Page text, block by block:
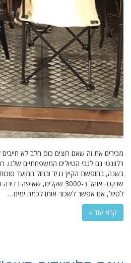
מכירים את זה שאם רוצים כוס חלב לא
רלוונטי גם לגבי הטיולים המשפחתיים שלנו.
בשנה, בחופשת הקיץ נגיד ובחול המועד
שנקנה אוהל ב-3000 שקלים,
לטיול, אם אפשר לשכור אותו לכמה ימים…
קרא עוד »